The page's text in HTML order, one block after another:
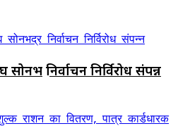
निर्वाचन निर्विरोध संपन्न